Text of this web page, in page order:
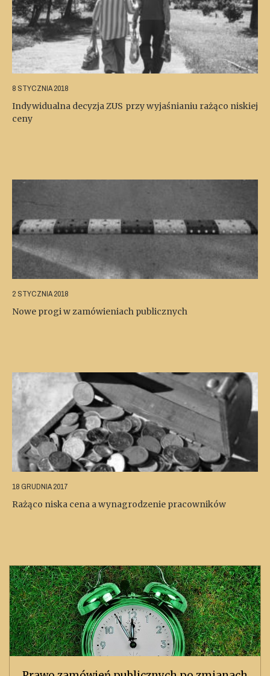
8 STYCZNIA 2018
Indywidualna decyzja ZUS przy wyjaśnianiu rażąco niskiej
ceny
2 STYCZNIA 2018
Nowe progi w zamówieniach publicznych
18 GRUDNIA 2017
Rażąco niska cena a wynagrodzenie pracowników